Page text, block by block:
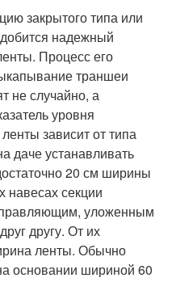
закрытого типа или
надежный
Процесс его
траншеи
не случайно, а
уровня
зависит от типа
даче устанавливать
20 см ширины
навесах секции
уложенным
другу. От их
ленты. Обычно
основании шириной 60